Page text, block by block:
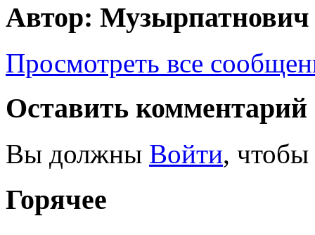
Автор: Музырпатнович
Просмотреть все
Оставить комментарий
Вы должны Войти, чтобы
Горячее